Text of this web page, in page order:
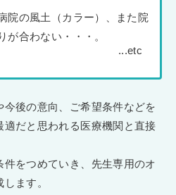
院の風土（カラー）、また院
が合わない・・・。
後の意向、ご希望条件などを
だと思われる医療機関と直接
をつめていき、先生専用のオ
ます。